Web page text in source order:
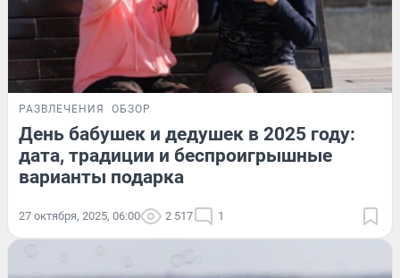
РАЗВЛЕЧЕНИЯ ОБЗОР
День бабушек и дедушек в 2025 году:
дата, традиции и беспроигрышные
варианты подарка
27 октября, 2025, 06:00 2 517 1